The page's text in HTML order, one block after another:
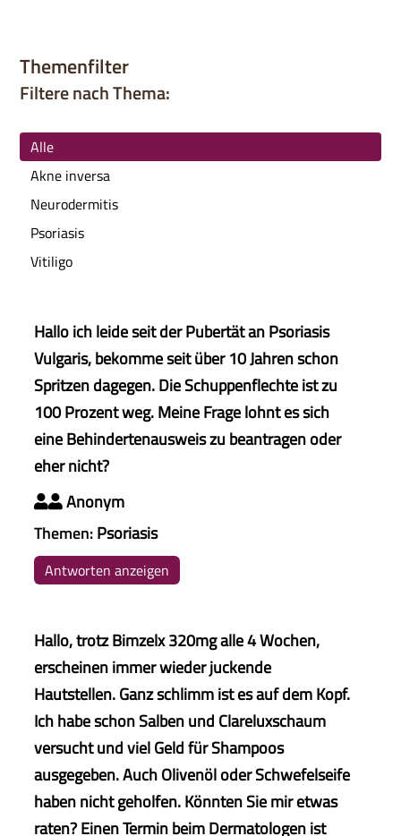
Themenfilter
Filtere nach Thema:
Alle
Akne inversa
Neurodermitis
Psoriasis
Vitiligo
Hallo ich leide seit der Pubertät an Psoriasis
Vulgaris, bekomme seit über 10 Jahren schon
Spritzen dagegen. Die Schuppenflechte ist zu
100 Prozent weg. Meine Frage lohnt es sich
eine Behindertenausweis zu beantragen oder
eher nicht?
 Anonym
Themen:Psoriasis
Antworten anzeigen
Hallo, trotz Bimzelx 320mg alle 4 Wochen,
erscheinen immer wieder juckende
Hautstellen. Ganz schlimm ist es auf dem Kopf.
Ich habe schon Salben und Clareluxschaum
versucht und viel Geld für Shampoos
ausgegeben. Auch Olivenöl oder Schwefelseife
haben nicht geholfen. Könnten Sie mir etwas
raten? Einen Termin beim Dermatologen ist